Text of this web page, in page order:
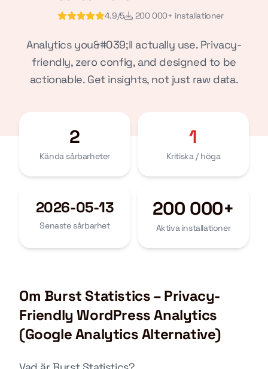
4.9/5 200 000+ installationer
Analytics you&#039;ll actually use. Privacy-
friendly, zero config, and designed to be
actionable. Get insights, not just raw data.
2
Kända sårbarheter
1
Kritiska / höga
2026-05-13
Senaste sårbarhet
200 000+
Aktiva installationer
Om Burst Statistics – Privacy-
Friendly WordPress Analytics
(Google Analytics Alternative)